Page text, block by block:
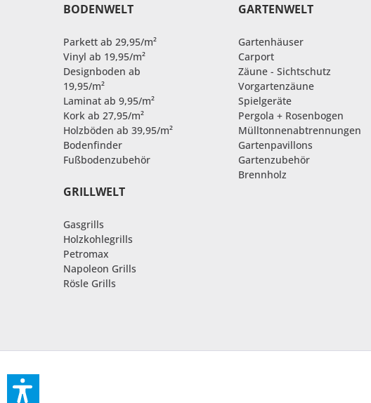
BODENWELT
Parkett ab 29,95/m²
Vinyl ab 19,95/m²
Designboden ab
19,95/m²
Laminat ab 9,95/m²
Kork ab 27,95/m²
Holzböden ab 39,95/m²
Bodenfinder
Fußbodenzubehör
GRILLWELT
Gasgrills
Holzkohlegrills
Petromax
Napoleon Grills
Rösle Grills
GARTENWELT
Gartenhäuser
Carport
Zäune - Sichtschutz
Vorgartenzäune
Spielgeräte
Pergola + Rosenbogen
Mülltonnenabtrennungen
Gartenpavillons
Gartenzubehör
Brennholz